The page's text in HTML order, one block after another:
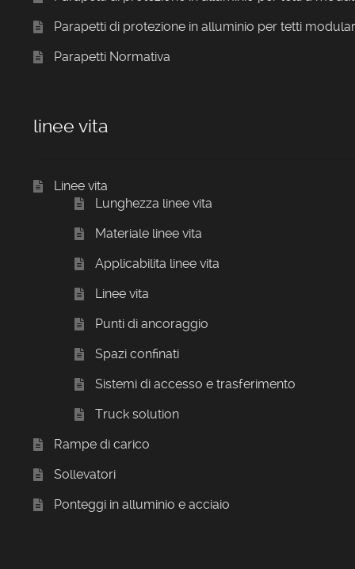
Parapetti di protezione in alluminio per tetti
Parapetti Normativa
linee vita
Linee vita
Lunghezza linee vita
Materiale linee vita
Applicabilita linee vita
Linee vita
Punti di ancoraggio
Spazi confinati
Sistemi di accesso e trasferimento
Truck solution
Rampe di carico
Sollevatori
Ponteggi in alluminio e acciaio